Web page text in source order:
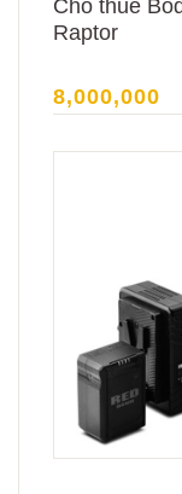
Cho thuê
Raptor
8,000,000